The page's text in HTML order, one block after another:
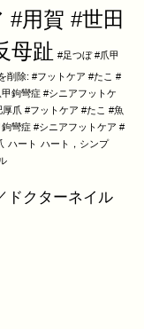
用賀 #世田
母趾 #足つぼ #爪甲
削除: #フットケア #たこ #
鉤彎症 #シニアフットケ
爪 #フットケア #たこ #魚
彎症 #シニアフットケア #
ハート ハート，シンプ
ドクターネイル